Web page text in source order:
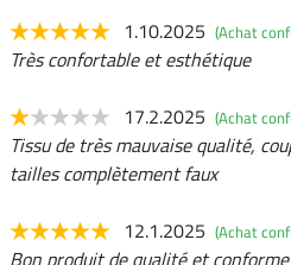
1.10.2025 (Achat
Très confortable et esthétique
17.2.2025 (Achat
Tissu de très mauvaise qualité,
tailles complètement faux
12.1.2025 (Achat
Bon produit de qualité et